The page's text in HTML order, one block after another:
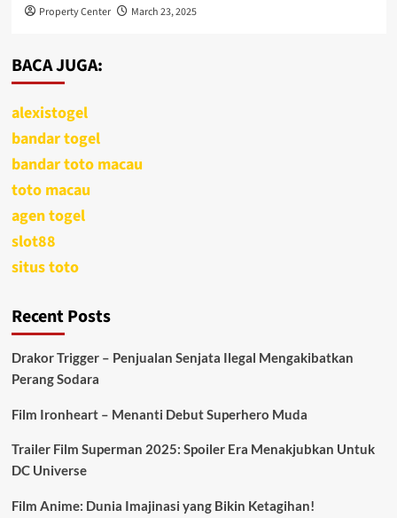
Property Center March 23, 2025
BACA JUGA:
alexistogel
bandar togel
bandar toto macau
toto macau
agen togel
slot88
situs toto
Recent Posts
Drakor Trigger – Penjualan Senjata Ilegal Mengakibatkan
Perang Sodara
Film Ironheart – Menanti Debut Superhero Muda
Trailer Film Superman 2025: Spoiler Era Menakjubkan Untuk
DC Universe
Film Anime: Dunia Imajinasi yang Bikin Ketagihan!